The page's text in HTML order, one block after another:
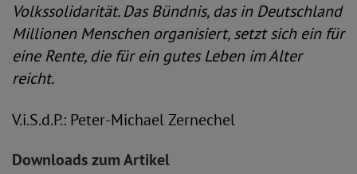
Volkssolidarität. Das Bündnis, das in Deutschland
Millionen Menschen organisiert, setzt sich ein für
eine Rente, die für ein gutes Leben im Alter
reicht.
V.i.S.d.P.: Peter-Michael Zernechel
Downloads zum Artikel